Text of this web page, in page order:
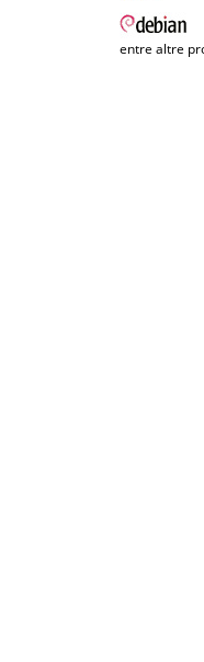
entre altre